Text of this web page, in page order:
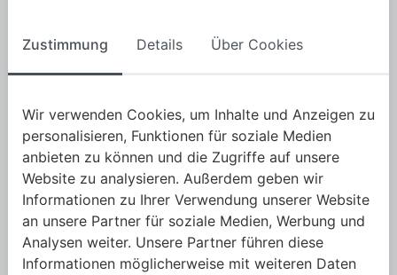
9
Impertek - Zubehör
Zustimmung Details Über Cookies
Wir verwenden Cookies, um Inhalte und Anzeigen zu
personalisieren, Funktionen für soziale Medien
anbieten zu können und die Zugriffe auf unsere
Website zu analysieren. Außerdem geben wir
Informationen zu Ihrer Verwendung unserer Website
an unsere Partner für soziale Medien, Werbung und
Analysen weiter. Unsere Partner führen diese
Informationen möglicherweise mit weiteren Daten